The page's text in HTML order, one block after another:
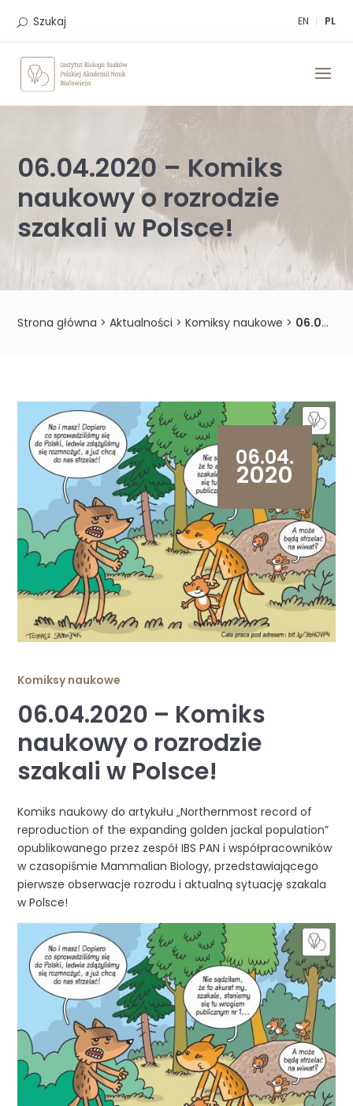
EN PL
Szukaj
06.04.2020 – Komiks
naukowy o rozrodzie
szakali w Polsce!
Strona główna >Aktualności >Komiksy naukowe > 06.04.2020 – Komiks naukowy o rozrodzie szakali w Polsce!
06.04.
2020
Komiksy naukowe
06.04.2020 – Komiks
naukowy o rozrodzie
szakali w Polsce!
Komiks naukowy do artykułu „Northernmost record of
reproduction of the expanding golden jackal population”
opublikowanego przez zespół IBS PAN i współpracowników
w czasopiśmie Mammalian Biology, przedstawiającego
pierwsze obserwacje rozrodu i aktualną sytuację szakala
w Polsce!